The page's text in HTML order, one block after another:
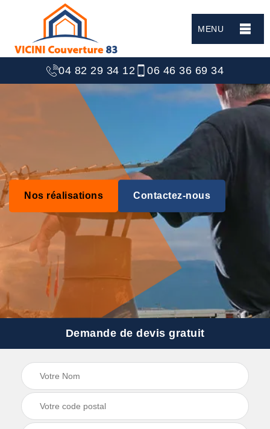
MENU
04 82 29 34 12 06 46 36 69 34
Nos réalisations Contactez-nous
Demande de devis gratuit